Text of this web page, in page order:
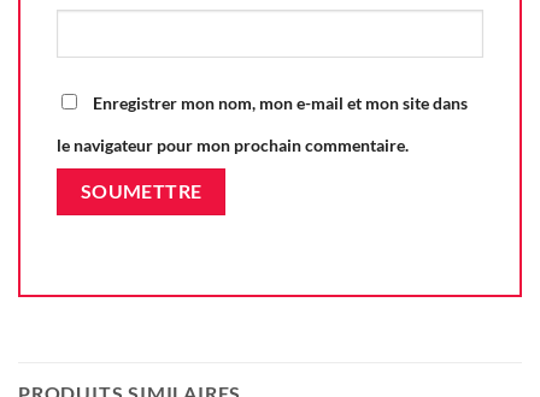
Enregistrer mon nom, mon e-mail et mon site dans
le navigateur pour mon prochain commentaire.